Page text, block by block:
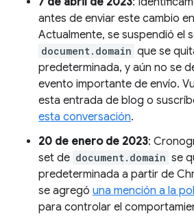
antes de enviar este cambio
Actualmente, se suspendió el
document.domain que se
predeterminada, y aún no se
evento importante de envío.
esta entrada de blog o
esta conversación.
20 de enero de 2023:
set de document.domain se
predeterminada a partir de
se agregó una mención a la
para controlar el